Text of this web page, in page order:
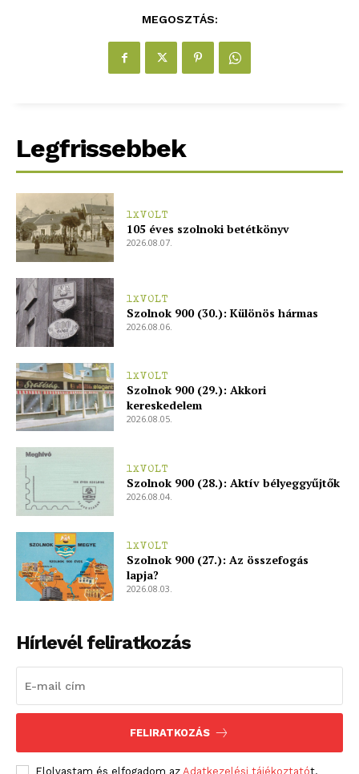
MEGOSZTÁS:
Legfrissebbek
1XVOLT
105 éves szolnoki betétkönyv
2026.08.07.
1XVOLT
Szolnok 900 (30.): Különös hármas
2026.08.06.
1XVOLT
Szolnok 900 (29.): Akkori
kereskedelem
2026.08.05.
1XVOLT
Szolnok 900 (28.): Aktív bélyeggyűjtők
2026.08.04.
1XVOLT
Szolnok 900 (27.): Az összefogás
lapja?
2026.08.03.
Hírlevél feliratkozás
FELIRATKOZÁS
Elolvastam és elfogadom az Adatkezelési tájékoztatót.